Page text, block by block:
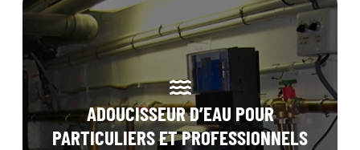
ADOUCISSEUR D’EAU POUR
PARTICULIERS ET PROFESSIONNELS